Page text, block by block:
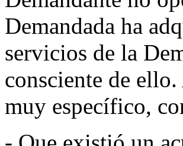
Demandada ha
servicios de la
consciente de
muy específico,